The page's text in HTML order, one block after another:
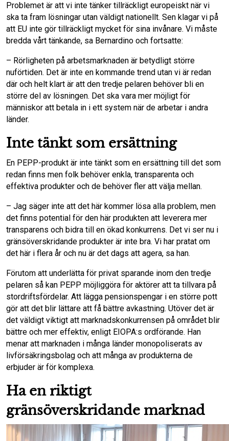
Problemet är att vi inte tänker tillräckligt europeiskt när vi
ska ta fram lösningar utan väldigt nationellt. Sen klagar vi på
att EU inte gör tillräckligt mycket för sina invånare. Vi måste
bredda vårt tänkande, sa Bernardino och fortsatte:
– Rörligheten på arbetsmarknaden är betydligt större
nuförtiden. Det är inte en kommande trend utan vi är redan
där och helt klart är att den tredje pelaren behöver bli en
större del av lösningen. Det ska vara mer möjligt för
människor att betala in i ett system när de arbetar i andra
länder.
Inte tänkt som ersättning
En PEPP-produkt är inte tänkt som en ersättning till det som
redan finns men folk behöver enkla, transparenta och
effektiva produkter och de behöver fler att välja mellan.
– Jag säger inte att det här kommer lösa alla problem, men
det finns potential för den här produkten att leverera mer
transparens och bidra till en ökad konkurrens. Det vi ser nu i
gränsöverskridande produkter är inte bra. Vi har pratat om
det här i flera år och nu är det dags att agera, sa han.
Förutom att underlätta för privat sparande inom den tredje
pelaren så kan PEPP möjliggöra för aktörer att ta tillvara på
stordriftsfördelar. Att lägga pensionspengar i en större pott
gör att det blir lättare att få bättre avkastning. Utöver det är
det väldigt viktigt att marknadskonkurrensen på området blir
bättre och mer effektiv, enligt EIOPA:s ordförande. Han
menar att marknaden i många länder monopoliserats av
livförsäkringsbolag och att många av produkterna de
erbjuder är för komplexa.
Ha en riktigt
gränsöverskridande marknad